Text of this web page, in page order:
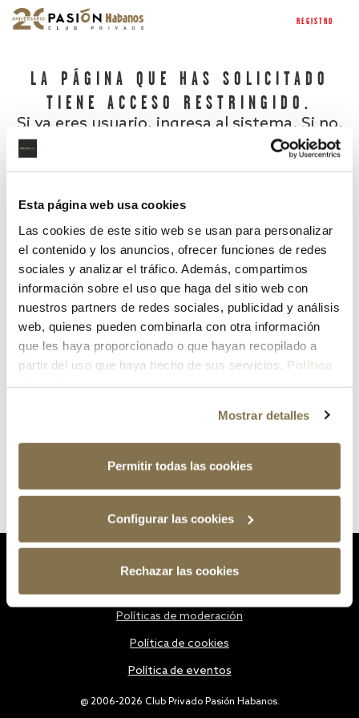
Esta página web usa cookies
Las cookies de este sitio web se usan para personalizar
el contenido y los anuncios, ofrecer funciones de redes
sociales y analizar el tráfico. Además, compartimos
información sobre el uso que haga del sitio web con
nuestros partners de redes sociales, publicidad y análisis
web, quienes pueden combinarla con otra información
que les haya proporcionado o que hayan recopilado a
partir del uso que haya hecho de sus servicios. Política
Mostrar detalles
Permitir todas las cookies
Configurar las cookies
Rechazar las cookies
REGISTRO
LA PÁGINA QUE HAS SOLICITADO
TIENE ACCESO RESTRINGIDO.
Si ya eres usuario, ingresa al sistema. Si no,
¿Has olvidado tu contraseña?
@ 2006-2026 Club Privado Pasión Habanos.
Políticas de moderación
Política de cookies
Política de eventos